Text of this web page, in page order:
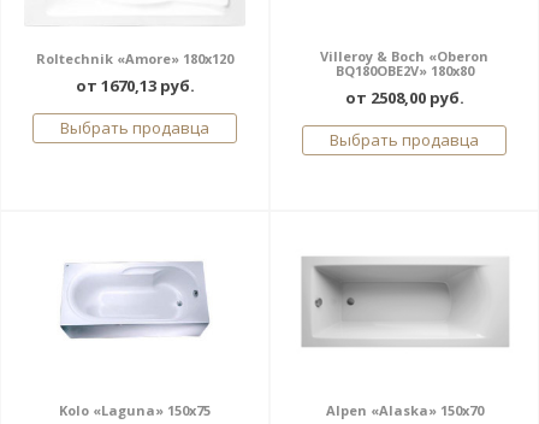
Roltechnik «Amore» 180x120
от 1670,13 руб.
Выбрать продавца
Villeroy & Boch «Oberon
BQ180OBE2V» 180x80
от 2508,00 руб.
Выбрать продавца
Kolo «Laguna» 150х75 Alpen «Alaska» 150x70